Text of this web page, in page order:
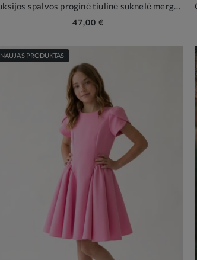
Fuksijos spalvos proginė tiulinė suknelė mergaitei su plunksnelėmis Gabi
47,00 €
NAUJAS PRODUKTAS